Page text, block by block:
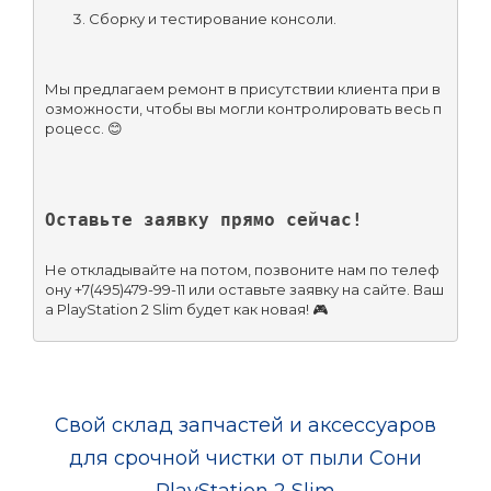
Сборку и тестирование консоли.
Мы предлагаем ремонт в присутствии клиента при в
озможности, чтобы вы могли контролировать весь п
роцесс. 😊
Оставьте заявку прямо сейчас!
Не откладывайте на потом, позвоните нам по телеф
ону +7(495)479-99-11 или оставьте заявку на сайте. Ваш
а PlayStation 2 Slim будет как новая! 🎮
Свой склад запчастей и аксессуаров
для срочной чистки от пыли Сони